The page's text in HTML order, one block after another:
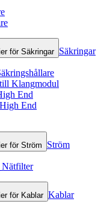
för Säkringar Säkringar
Klangmodul
End
End
för Ström Ström
Nätfilter
för Kablar Kablar